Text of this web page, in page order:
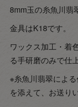
8mm玉の糸魚川翡
金具はK18です。
ワックス加工・着
る手研磨のみで仕
※糸魚川翡翠によ
を添えて、お送り